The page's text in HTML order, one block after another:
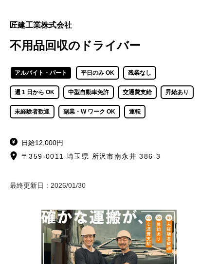
匠建工業株式会社
不用品回収のドライバー
アルバイト・パート 平日のみ OK 残業なし
週 1 日から OK 中型自動車免許 交通費支給 昇給あり
未経験者歓迎 副業・W ワーク OK 運転
日給12,000円
〒359-0011 埼玉県 所沢市南永井 386-3
最終更新日： 2026/01/30